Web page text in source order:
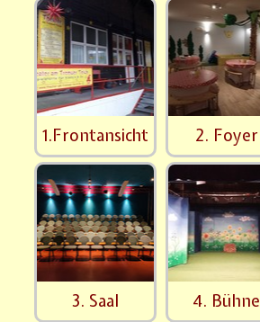
1.Frontansicht 2. Foyer
3. Saal 4. Bühne